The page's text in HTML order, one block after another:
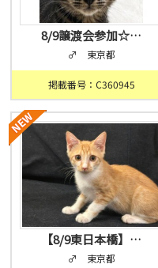
8/9譲渡会参加☆…
♂ 東京都
掲載番号：C360945
【8/9東日本橋】…
♂ 東京都